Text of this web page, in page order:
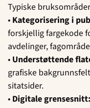
Typiske
• Kategorisering i
forskjellig fargekode
avdelinger,
• Understøttende
grafiske
sitatsider.
• Digitale grensesnitt: